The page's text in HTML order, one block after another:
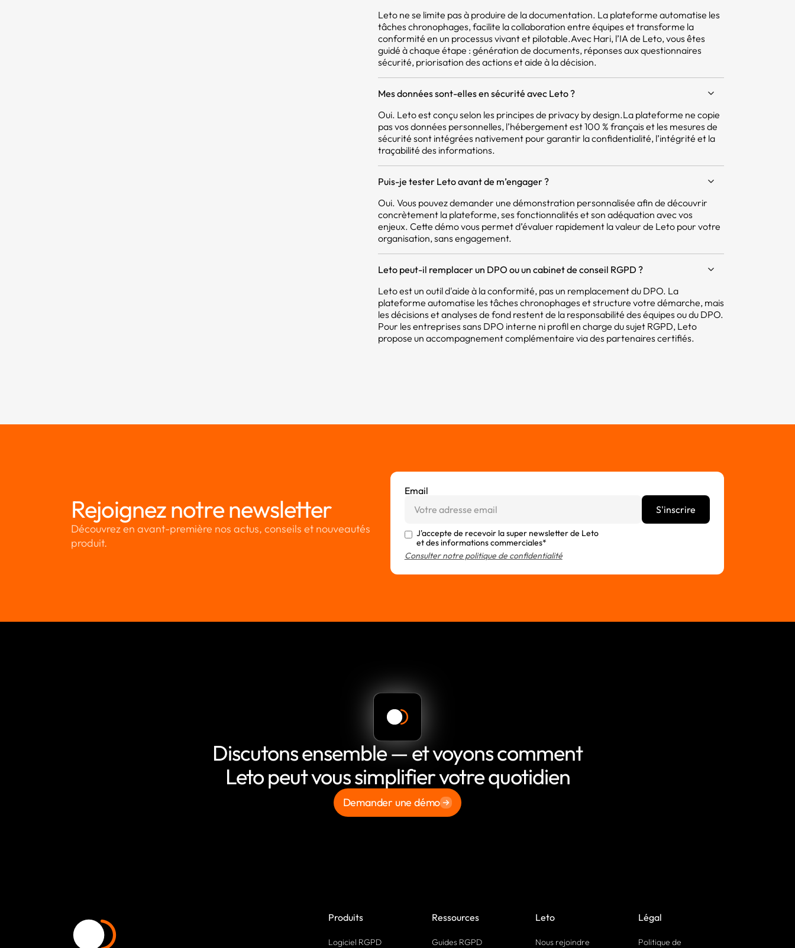
Leto ne se limite pas à produire de la documentation. La plateforme automatise les
tâches chronophages, facilite la collaboration entre équipes et transforme la
conformité en un processus vivant et pilotable.Avec Hari, l’IA de Leto, vous êtes
guidé à chaque étape : génération de documents, réponses aux questionnaires
sécurité, priorisation des actions et aide à la décision.
Mes données sont-elles en sécurité avec Leto ?
Oui. Leto est conçu selon les principes de privacy by design.La plateforme ne copie
pas vos données personnelles, l’hébergement est 100 % français et les mesures de
sécurité sont intégrées nativement pour garantir la confidentialité, l’intégrité et la
traçabilité des informations.
Puis-je tester Leto avant de m’engager ?
Oui. Vous pouvez demander une démonstration personnalisée afin de découvrir
concrètement la plateforme, ses fonctionnalités et son adéquation avec vos
enjeux. Cette démo vous permet d’évaluer rapidement la valeur de Leto pour votre
organisation, sans engagement.
Leto peut-il remplacer un DPO ou un cabinet de conseil RGPD ?
Leto est un outil d'aide à la conformité, pas un remplacement du DPO. La
plateforme automatise les tâches chronophages et structure votre démarche, mais
les décisions et analyses de fond restent de la responsabilité des équipes ou du DPO.
Pour les entreprises sans DPO interne ni profil en charge du sujet RGPD, Leto
propose un accompagnement complémentaire via des partenaires certifiés.
Rejoignez notre newsletter
Découvrez en avant-première nos actus, conseils et nouveautés
produit.
Email
J'accepte de recevoir la super newsletter de Leto
et des informations commerciales*
Consulter notre politique de confidentialité
Discutons ensemble — et voyons comment
Leto peut vous simplifier votre quotidien
Demander une démo
Produits
Logiciel RGPD
Ressources
Guides RGPD
Leto
Nous rejoindre
Légal
Politique de